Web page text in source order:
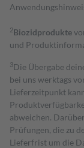
2Biozidprodukte
und
3Die Übergabe
bei uns werktags
Lieferzeitpunkt
abweichen.
Prüfungen, die zu
Lieferfrist um die